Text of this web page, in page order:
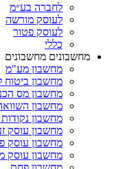
לחברה בע״מ
לעוסק מורשה
לעוסק פטור
כללי
מחשבונים מחשבונים
מחשבון מע"מ
מחשבון ביטוח
מחשבון מס
מחשבון
מחשבון נקודות
מחשבון עוסק
מחשבון עוסק
מחשבון עוסק